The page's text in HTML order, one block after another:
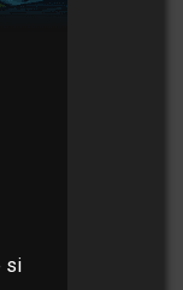
si